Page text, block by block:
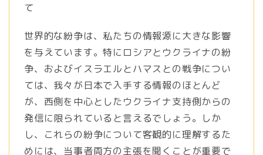
て
世界的な紛争は、私たちの情報源に大きな影響
を与えています。特にロシアとウクライナの紛
争、およびイスラエルとハマスとの戦争につい
ては、我々が日本で入手する情報のほとんど
が、西側を中心としたウクライナ支持側からの
発信に限られていると言えるでしょう。しか
し、これらの紛争について客観的に理解するた
めには、当事者両方の主張を聞くことが重要で